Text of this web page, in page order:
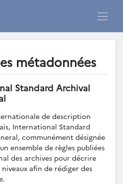
métadonnées
Standard Archival
de description
International Standard
communément désignée
ensemble de règles publiées
des archives pour décrire
afin de rédiger des